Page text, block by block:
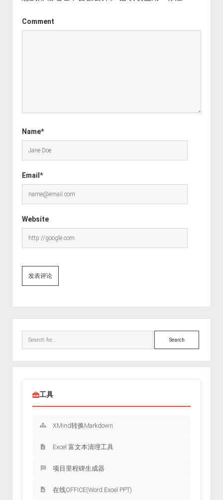
Comment
Name*
Email*
Website
Search
工具
XMind转换Markdown
Excel 富文本清理工具
项目里程碑生成器
在线OFFICE(Word Excel PPT)